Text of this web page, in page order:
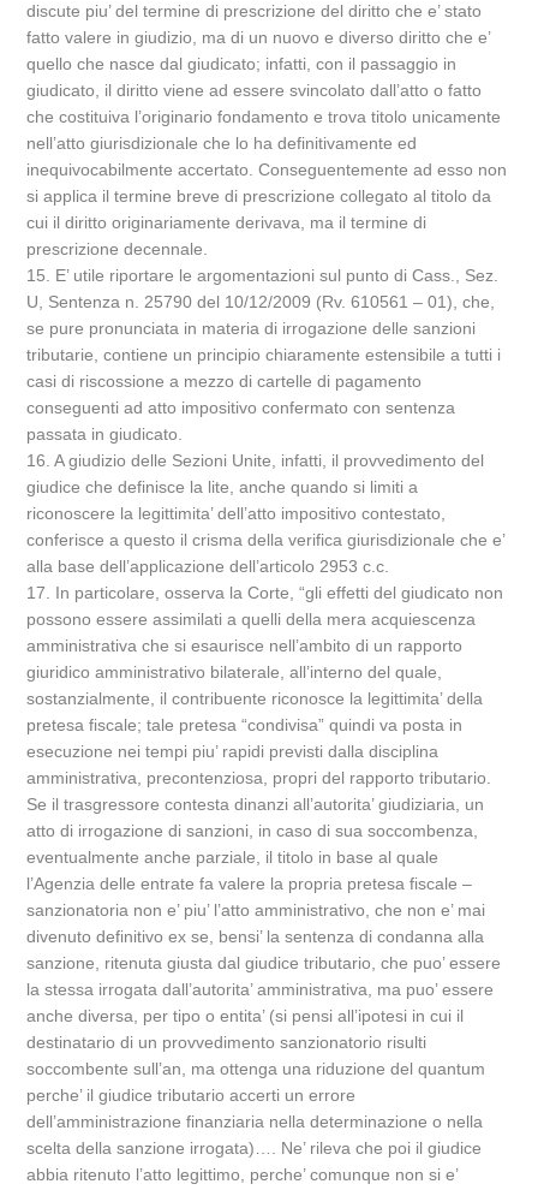
discute piu’ del termine di prescrizione del diritto che e’ stato
fatto valere in giudizio, ma di un nuovo e diverso diritto che e’
quello che nasce dal giudicato; infatti, con il passaggio in
giudicato, il diritto viene ad essere svincolato dall’atto o fatto
che costituiva l’originario fondamento e trova titolo unicamente
nell’atto giurisdizionale che lo ha definitivamente ed
inequivocabilmente accertato. Conseguentemente ad esso non
si applica il termine breve di prescrizione collegato al titolo da
cui il diritto originariamente derivava, ma il termine di
prescrizione decennale.
15. E’ utile riportare le argomentazioni sul punto di Cass., Sez.
U, Sentenza n. 25790 del 10/12/2009 (Rv. 610561 – 01), che,
se pure pronunciata in materia di irrogazione delle sanzioni
tributarie, contiene un principio chiaramente estensibile a tutti i
casi di riscossione a mezzo di cartelle di pagamento
conseguenti ad atto impositivo confermato con sentenza
passata in giudicato.
16. A giudizio delle Sezioni Unite, infatti, il provvedimento del
giudice che definisce la lite, anche quando si limiti a
riconoscere la legittimita’ dell’atto impositivo contestato,
conferisce a questo il crisma della verifica giurisdizionale che e’
alla base dell’applicazione dell’articolo 2953 c.c.
17. In particolare, osserva la Corte, “gli effetti del giudicato non
possono essere assimilati a quelli della mera acquiescenza
amministrativa che si esaurisce nell’ambito di un rapporto
giuridico amministrativo bilaterale, all’interno del quale,
sostanzialmente, il contribuente riconosce la legittimita’ della
pretesa fiscale; tale pretesa “condivisa” quindi va posta in
esecuzione nei tempi piu’ rapidi previsti dalla disciplina
amministrativa, precontenziosa, propri del rapporto tributario.
Se il trasgressore contesta dinanzi all’autorita’ giudiziaria, un
atto di irrogazione di sanzioni, in caso di sua soccombenza,
eventualmente anche parziale, il titolo in base al quale
l’Agenzia delle entrate fa valere la propria pretesa fiscale –
sanzionatoria non e’ piu’ l’atto amministrativo, che non e’ mai
divenuto definitivo ex se, bensi’ la sentenza di condanna alla
sanzione, ritenuta giusta dal giudice tributario, che puo’ essere
la stessa irrogata dall’autorita’ amministrativa, ma puo’ essere
anche diversa, per tipo o entita’ (si pensi all’ipotesi in cui il
destinatario di un provvedimento sanzionatorio risulti
soccombente sull’an, ma ottenga una riduzione del quantum
perche’ il giudice tributario accerti un errore
dell’amministrazione finanziaria nella determinazione o nella
scelta della sanzione irrogata)…. Ne’ rileva che poi il giudice
abbia ritenuto l’atto legittimo, perche’ comunque non si e’